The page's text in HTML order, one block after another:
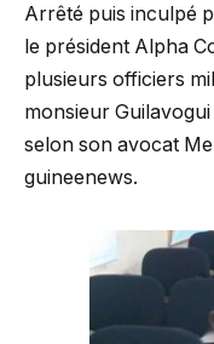
Arrêté puis inculpé
le président Alpha
plusieurs officiers
monsieur
selon son avocat
guineenews.